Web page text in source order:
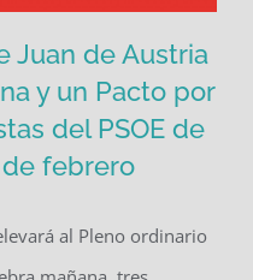
Juan de Austria
y un Pacto por
Juan de Austria
y un Pacto por
del PSOE de
febrero
al Pleno ordinario